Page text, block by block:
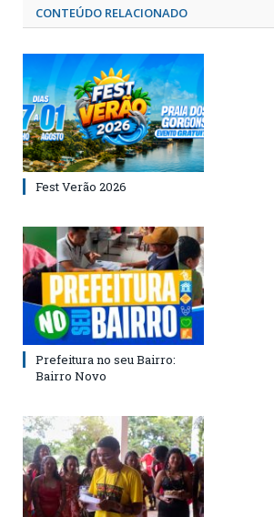
CONTEÚDO RELACIONADO
Fest Verão 2026
Prefeitura no seu Bairro:
Bairro Novo